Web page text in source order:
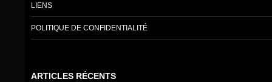
LIENS
POLITIQUE DE CONFIDENTIALITÉ
ARTICLES RÉCENTS